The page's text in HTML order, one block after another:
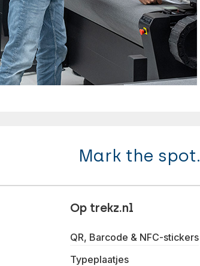
Mark the spot.
Op trekz.nl
QR, Barcode & NFC-stickers
Typeplaatjes